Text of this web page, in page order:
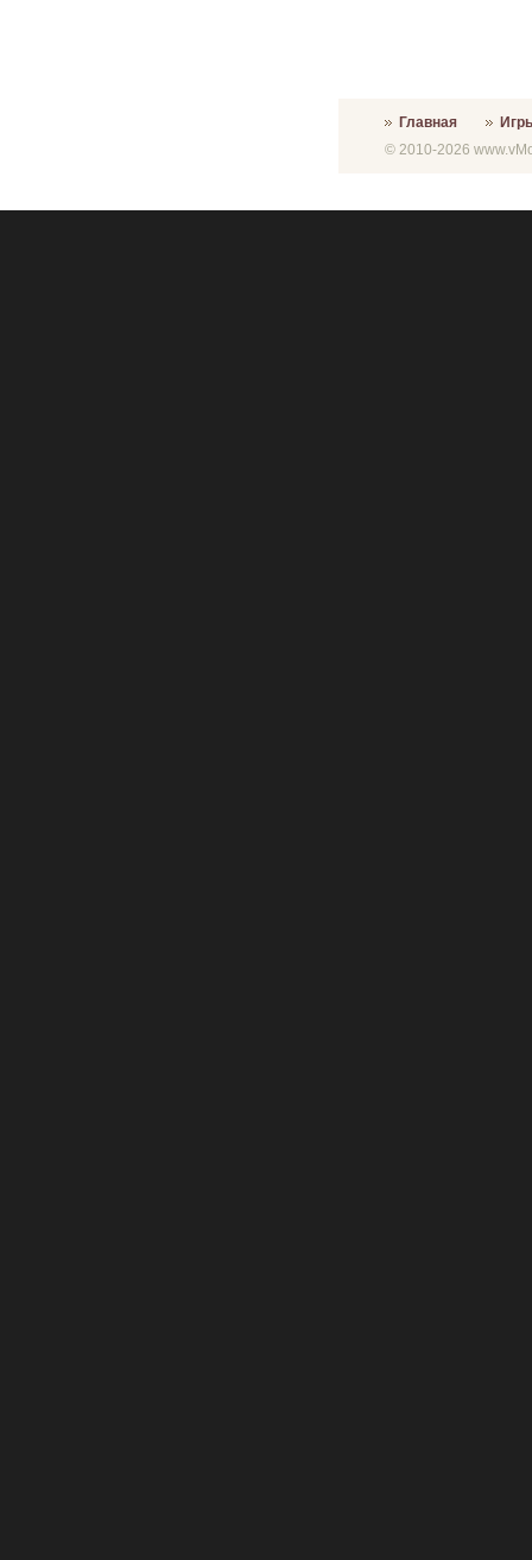
Главная
© 2010-2026